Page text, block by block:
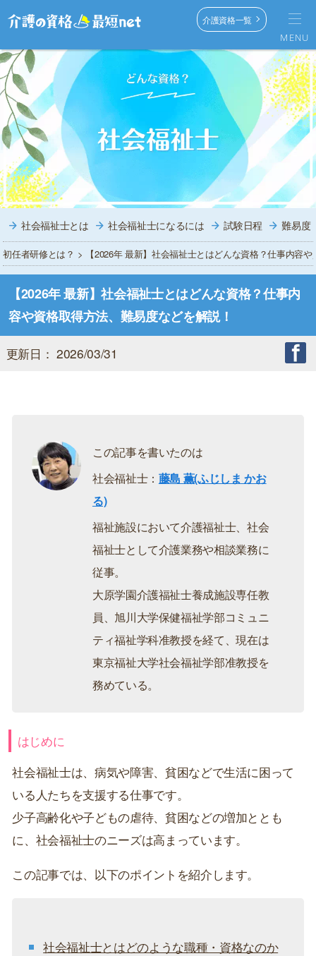
MENU
介護資格一覧
社会福祉士とは 社会福祉士になるには 試験日程 難易度
初任者研修とは？ > 【2026年 最新】社会福祉士とはどんな資格？仕事内容
【2026年 最新】社会福祉士とはどんな資格？仕事内
容や資格取得方法、難易度などを解説！
更新日： 2026/03/31
この記事を書いたのは
社会福祉士： 藤島 薫(ふじしま かお
る)
福祉施設において介護福祉士、社会
福祉士として介護業務や相談業務に
従事。
大原学園介護福祉士養成施設専任教
員、旭川大学保健福祉学部コミュニ
ティ福祉学科准教授を経て、現在は
東京福祉大学社会福祉学部准教授を
務めている。
はじめに
社会福祉士は、病気や障害、貧困などで生活に困って
いる人たちを支援する仕事です。
少子高齢化や子どもの虐待、貧困などの増加ととも
に、社会福祉士のニーズは高まっています。
この記事では、以下のポイントを紹介します。
社会福祉士とはどのような職種・資格なのか